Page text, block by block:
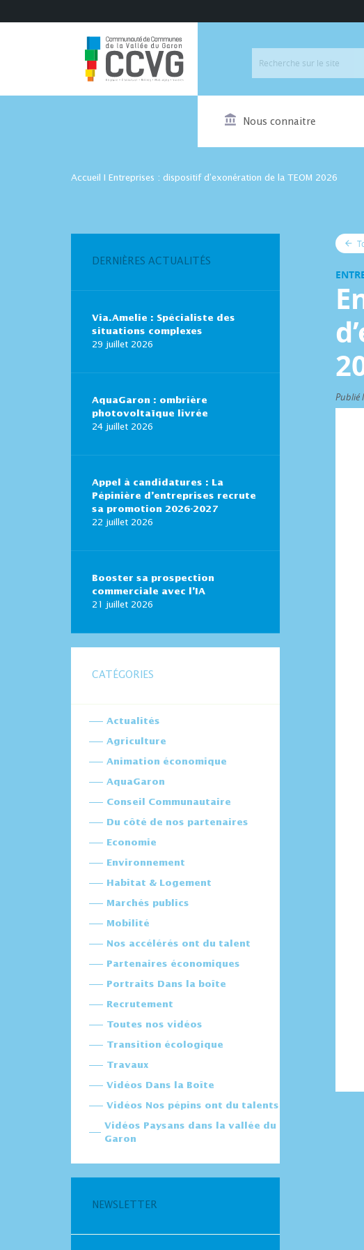
Nous connaitre
Accueil Entreprises : dispositif d’exonération de la TEOM 2026
DERNIÈRES ACTUALITÉS
Via.Amelie : Spécialiste des
situations complexes
29 juillet 2026
AquaGaron : ombrière
photovoltaïque livrée
24 juillet 2026
Appel à candidatures : La
Pépinière d’entreprises recrute
sa promotion 2026-2027
22 juillet 2026
Booster sa prospection
commerciale avec l’IA
21 juillet 2026
CATÉGORIES
Actualités
Agriculture
Animation économique
AquaGaron
Conseil Communautaire
Du côté de nos partenaires
Economie
Environnement
Habitat & Logement
Marchés publics
Mobilité
Nos accélérés ont du talent
Partenaires économiques
Portraits Dans la boîte
Recrutement
Toutes nos vidéos
Transition écologique
Travaux
Vidéos Dans la Boîte
Vidéos Nos pépins ont du talents
Vidéos Paysans dans la vallée du
Garon
NEWSLETTER
Publié